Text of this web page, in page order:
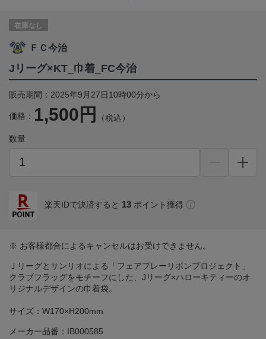
在庫なし
ＦＣ今治
Jリーグ×KT_巾着_FC今治
販売期間：2025年9月27日10時00分から
価格： 1,500円 （税込）
数量
楽天IDで決済すると 13 ポイント獲得
※ お客様都合によるキャンセルはお受けできません。
Ｊリーグとサンリオによる「フェアプレーリボンプロジェクト」
クラブフラッグをモチーフにした、Jリーグ×ハローキティーのオ
リジナルデザインの巾着袋。
サイズ：W170×H200mm
メーカー品番：IB000585